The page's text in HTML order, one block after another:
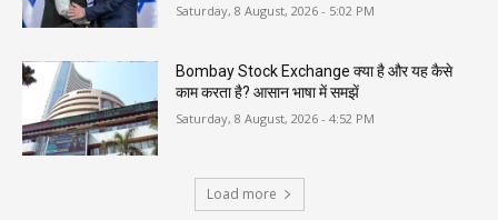
Saturday, 8 August, 2026 - 5:02 PM
Bombay Stock Exchange क्या है और यह कैसे
काम करता है? आसान भाषा में समझें
Saturday, 8 August, 2026 - 4:52 PM
Load more